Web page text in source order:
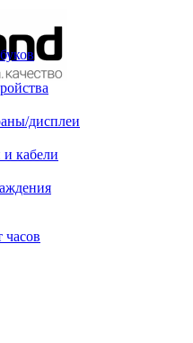
дисплеи
кабели
часов